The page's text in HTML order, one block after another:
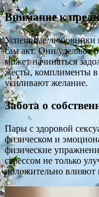
Внимание к
Успешные любовники
сам акт. Они уделяют
может начинаться
жесты, комплименты в
усиливают желание.
Забота о
Пары с здоровой
физическом и
физические
стрессом не только
положительно